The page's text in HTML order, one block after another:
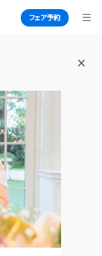
フェア予約
エア迎賓館